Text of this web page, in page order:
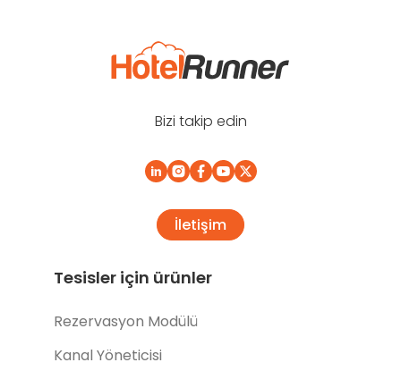
Bizi takip edin
İletişim
Tesisler için ürünler
Rezervasyon Modülü
Kanal Yöneticisi